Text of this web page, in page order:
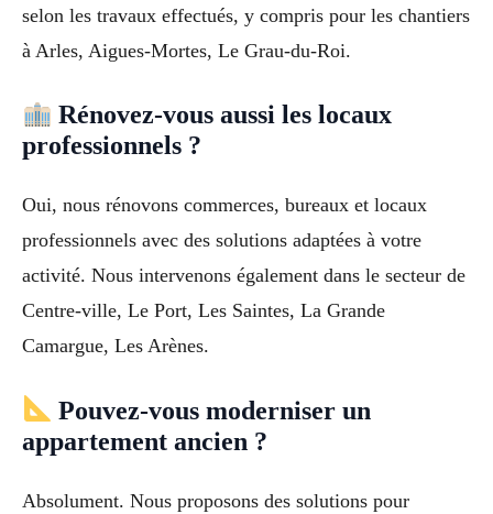
selon les travaux effectués, y compris pour les chantiers
à Arles, Aigues-Mortes, Le Grau-du-Roi.
Rénovez-vous aussi les locaux
professionnels ?
Oui, nous rénovons commerces, bureaux et locaux
professionnels avec des solutions adaptées à votre
activité. Nous intervenons également dans le secteur de
Centre-ville, Le Port, Les Saintes, La Grande
Camargue, Les Arènes.
Pouvez-vous moderniser un
appartement ancien ?
Absolument. Nous proposons des solutions pour